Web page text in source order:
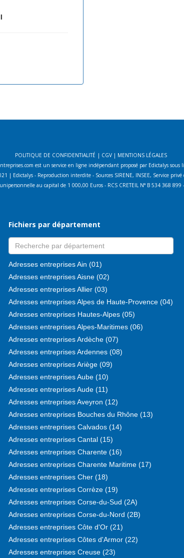
POLITIQUE DE CONFIDENTIALITÉ | CGV | MENTIONS LÉGALES
est un service en ligne indépendant proposé par Edictalys sous
| Edictalys - Reproduction interdite - Sources SIRENE, INSEE, Service
au capital de 1 000,00 Euros - RCS CRETEIL N° B 534 368
Fichiers par département
Adresses entreprises Ain (01)
Adresses entreprises Aisne (02)
Adresses entreprises Allier (03)
Adresses entreprises Alpes de Haute-Provence (04)
Adresses entreprises Hautes-Alpes (05)
Adresses entreprises Alpes-Maritimes (06)
Adresses entreprises Ardèche (07)
Adresses entreprises Ardennes (08)
Adresses entreprises Ariège (09)
Adresses entreprises Aube (10)
Adresses entreprises Aude (11)
Adresses entreprises Aveyron (12)
Adresses entreprises Bouches du Rhône (13)
Adresses entreprises Calvados (14)
Adresses entreprises Cantal (15)
Adresses entreprises Charente (16)
Adresses entreprises Charente Maritime (17)
Adresses entreprises Cher (18)
Adresses entreprises Corrèze (19)
Adresses entreprises Corse-du-Sud (2A)
Adresses entreprises Corse-du-Nord (2B)
Adresses entreprises Côte d'Or (21)
Adresses entreprises Côtes d'Armor (22)
Adresses entreprises Creuse (23)